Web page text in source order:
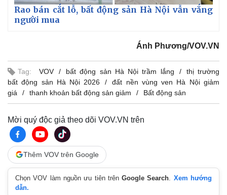
Rao bán cắt lỗ, bất động sản Hà Nội vẫn vắng
người mua
Ánh Phương/VOV.VN
Tag: VOV bất động sản Hà Nội trầm lắng
thị trường
bất động sản Hà Nội 2026
đất nền vùng ven Hà Nội giảm
giá
thanh khoản bất động sản giảm Bất động sản
Mời quý độc giả theo dõi VOV.VN trên
Thêm VOV trên Google
Chọn VOV làm nguồn ưu tiên trênGoogle Search
Xem hướng
dẫn.